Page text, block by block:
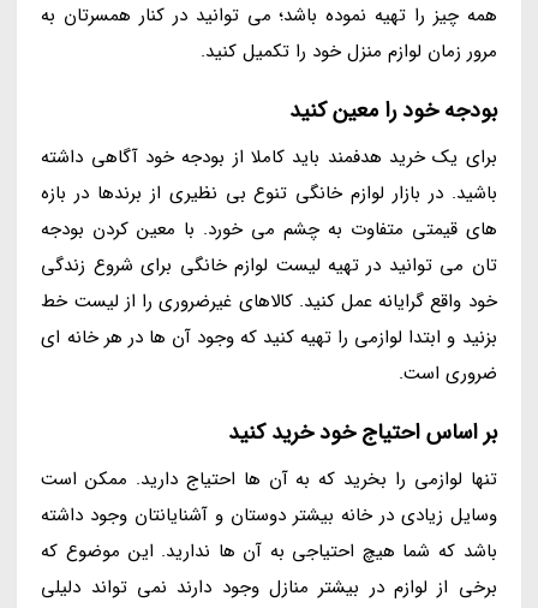
همه چیز را تهیه نموده باشد؛ می توانید در کنار همسرتان به
مرور زمان لوازم منزل خود را تکمیل کنید.
بودجه خود را معین کنید
برای یک خرید هدفمند باید کاملا از بودجه خود آگاهی داشته
باشید. در بازار لوازم خانگی تنوع بی نظیری از برندها در بازه
های قیمتی متفاوت به چشم می خورد. با معین کردن بودجه
تان می توانید در تهیه لیست لوازم خانگی برای شروع زندگی
خود واقع گرایانه عمل کنید. کالاهای غیرضروری را از لیست خط
بزنید و ابتدا لوازمی را تهیه کنید که وجود آن ها در هر خانه ای
ضروری است.
بر اساس احتیاج خود خرید کنید
تنها لوازمی را بخرید که به آن ها احتیاج دارید. ممکن است
وسایل زیادی در خانه بیشتر دوستان و آشنایانتان وجود داشته
باشد که شما هیچ احتیاجی به آن ها ندارید. این موضوع که
برخی از لوازم در بیشتر منازل وجود دارند نمی تواند دلیلی